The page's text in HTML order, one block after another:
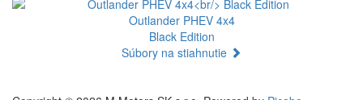
Outlander PHEV 4x4
Black Edition
Súbory na stiahnutie